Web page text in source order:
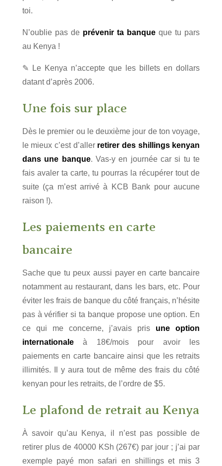
toi.
N’oublie pas de prévenir ta banque que tu pars
au Kenya !
✎ Le Kenya n’accepte que les billets en dollars
datant d’après 2006.
Une fois sur place
Dès le premier ou le deuxième jour de ton voyage,
le mieux c’est d’aller retirer des shillings kenyan
dans une banque. Vas-y en journée car si tu te
fais avaler ta carte, tu pourras la récupérer tout de
suite (ça m’est arrivé à KCB Bank pour aucune
raison !).
Les paiements en carte
bancaire
Sache que tu peux aussi payer en carte bancaire
notamment au restaurant, dans les bars, etc. Pour
éviter les frais de banque du côté français, n’hésite
pas à vérifier si ta banque propose une option. En
ce qui me concerne, j’avais pris une option
internationaleà 18€/mois pour avoir les
paiements en carte bancaire ainsi que les retraits
illimités. Il y aura tout de même des frais du côté
kenyan pour les retraits, de l’ordre de $5.
Le plafond de retrait au Kenya
À savoir qu’au Kenya, il n’est pas possible de
retirer plus de 40000 KSh (267€) par jour ; j’ai par
exemple payé mon safari en shillings et mis 3